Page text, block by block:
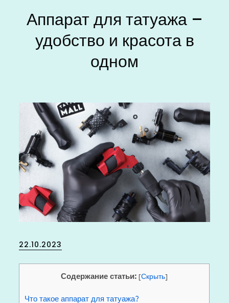
Аппарат для татуажа –
удобство и красота в
одном
Posted
22.10.2023
Содержание статьи: [Скрыть]
Что такое аппарат для татуажа?